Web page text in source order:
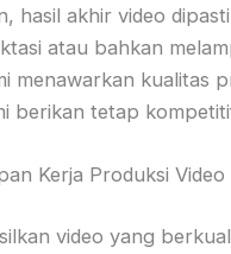
hasil akhir video
atau bahkan
menawarkan kualitas
berikan tetap
Kerja Produksi Video
video yang